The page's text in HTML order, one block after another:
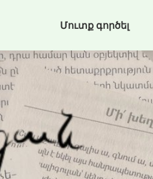
Մուտք գործել